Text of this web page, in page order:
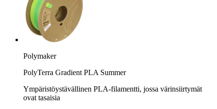
Polymaker
PolyTerra Gradient PLA Summer
Ympäristöystävällinen PLA-filamentti, jossa värinsiirtymät
ovat tasaisia